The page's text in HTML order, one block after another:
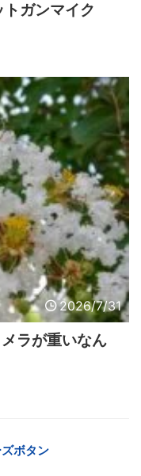
ガンマイク
2026/7/31
ラが重いなん
ボタン